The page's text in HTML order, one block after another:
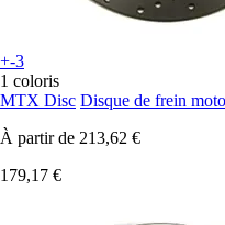
+-3
1 coloris
MTX Disc Disque de frein
À partir de 213,62 €
179,17 €